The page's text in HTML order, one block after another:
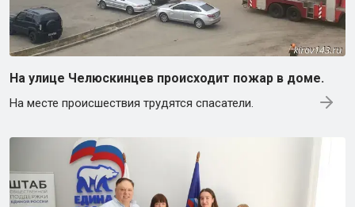
На улице Челюскинцев происходит пожар в доме.
На месте происшествия трудятся спасатели.